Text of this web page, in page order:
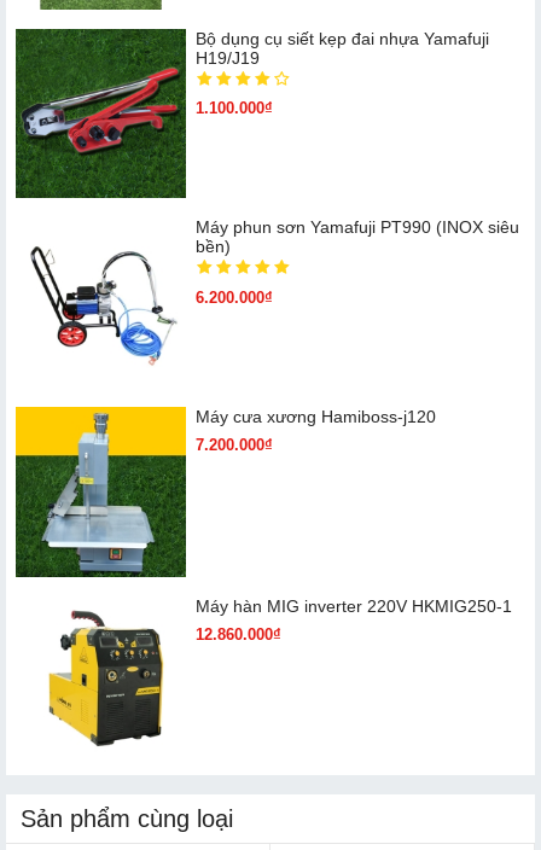
Bộ dụng cụ siết kẹp đai nhựa Yamafuji
H19/J19
1.100.000₫
Máy phun sơn Yamafuji PT990 (INOX siêu
bền)
6.200.000₫
Máy cưa xương Hamiboss-j120
7.200.000₫
Máy hàn MIG inverter 220V HKMIG250-1
12.860.000₫
Sản phẩm cùng loại